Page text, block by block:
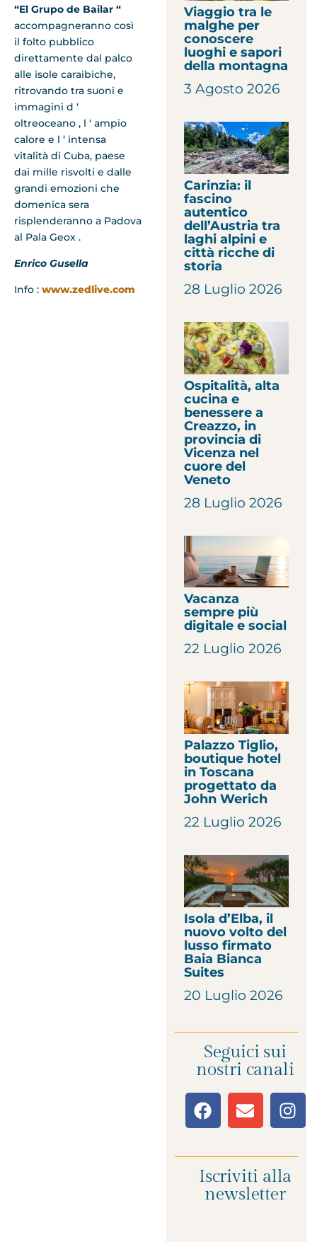
“El Grupo de Bailar “
accompagneranno così
il folto pubblico
direttamente dal palco
alle isole caraibiche,
ritrovando tra suoni e
immagini d ‘
oltreoceano , l ‘ ampio
calore e l ‘ intensa
vitalità di Cuba, paese
dai mille risvolti e dalle
grandi emozioni che
domenica sera
risplenderanno a Padova
al Pala Geox .
Enrico Gusella
Info : www.zedlive.com
Viaggio tra le
malghe per
conoscere
luoghi e sapori
della montagna
3 Agosto 2026
Carinzia: il
fascino
autentico
dell’Austria tra
laghi alpini e
città ricche di
storia
28 Luglio 2026
Ospitalità, alta
cucina e
benessere a
Creazzo, in
provincia di
Vicenza nel
cuore del
Veneto
28 Luglio 2026
Vacanza
sempre più
digitale e social
22 Luglio 2026
Palazzo Tiglio,
boutique hotel
in Toscana
progettato da
John Werich
22 Luglio 2026
Isola d’Elba, il
nuovo volto del
lusso firmato
Baia Bianca
Suites
20 Luglio 2026
Seguici sui
nostri canali
Iscriviti alla
newsletter